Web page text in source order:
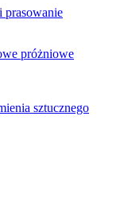
prasowanie
próżniowe
sztucznego